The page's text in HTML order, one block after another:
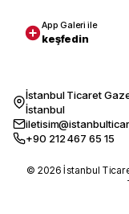
App Galeri ile
keşfedin
İstanbul Ticaret
İstanbul
+90 212 467 65 15
© 2026 İstanbul